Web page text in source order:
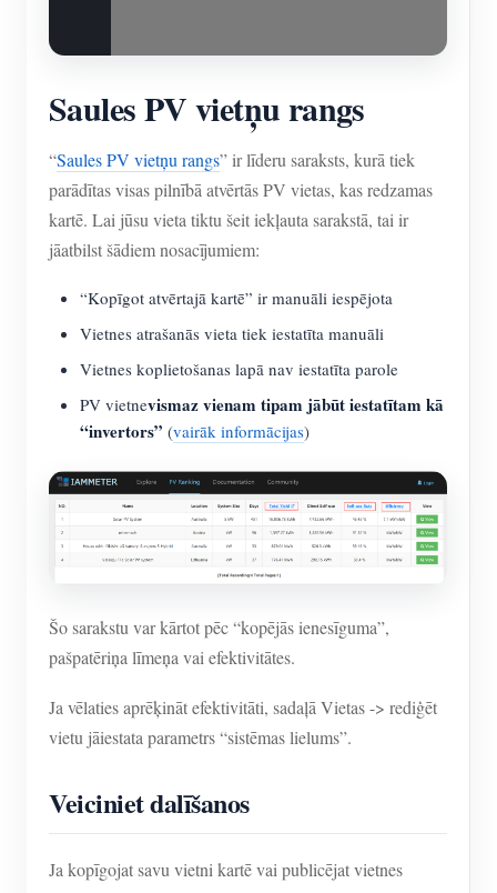
Saules PV vietņu rangs
“Saules PV vietņu rangs” ir līderu saraksts, kurā tiek
parādītas visas pilnībā atvērtās PV vietas, kas redzamas
kartē. Lai jūsu vieta tiktu šeit iekļauta sarakstā, tai ir
jāatbilst šādiem nosacījumiem:
“Kopīgot atvērtajā kartē” ir manuāli iespējota
Vietnes atrašanās vieta tiek iestatīta manuāli
Vietnes koplietošanas lapā nav iestatīta parole
PV vietnevismaz vienam tipam jābūt iestatītam kā
“invertors” (vairāk informācijas)
Šo sarakstu var kārtot pēc “kopējās ienesīguma”,
pašpatēriņa līmeņa vai efektivitātes.
Ja vēlaties aprēķināt efektivitāti, sadaļā Vietas -> rediģēt
vietu jāiestata parametrs “sistēmas lielums”.
Veiciniet dalīšanos
Ja kopīgojat savu vietni kartē vai publicējat vietnes